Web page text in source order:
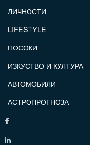
ЛИЧНОСТИ
LIFESTYLE
ПОСОКИ
ИЗКУСТВО И КУЛТУРА
АВТОМОБИЛИ
АСТРОПРОГНОЗА